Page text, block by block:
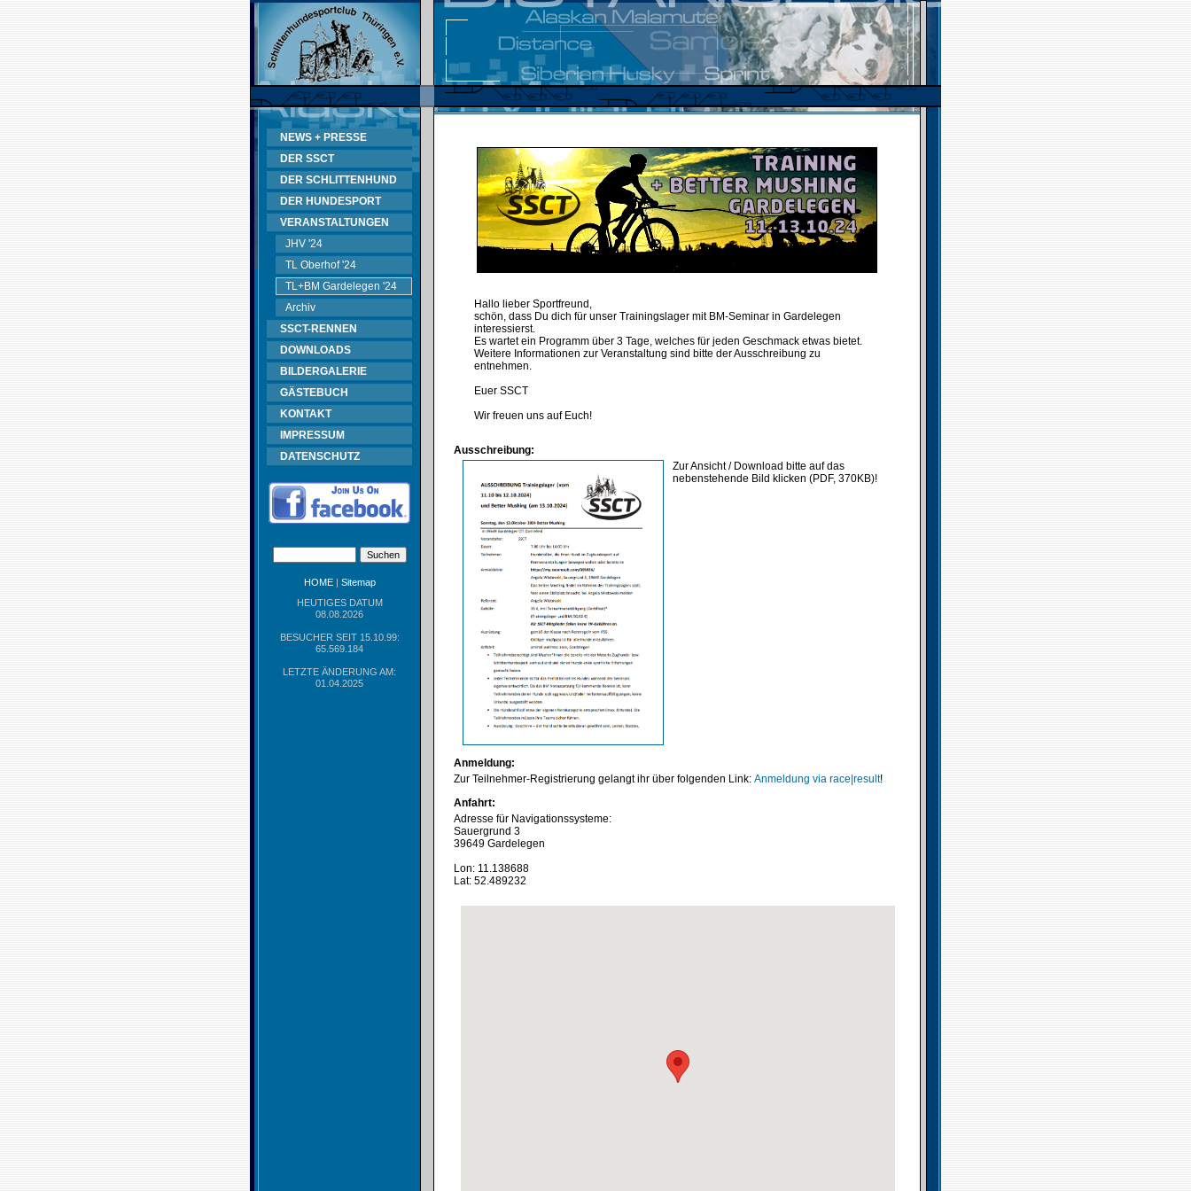
NEWS + PRESSE
DER SSCT
DER SCHLITTENHUND
DER HUNDESPORT
VERANSTALTUNGEN
JHV '24
TL Oberhof '24
TL+BM Gardelegen '24
Archiv
SSCT-RENNEN
DOWNLOADS
BILDERGALERIE
GÄSTEBUCH
KONTAKT
IMPRESSUM
DATENSCHUTZ
HOME| Sitemap
HEUTIGES DATUM
08.08.2026
BESUCHER SEIT 15.10.99:
65.569.184
LETZTE ÄNDERUNG AM:
01.04.2025
Hallo lieber Sportfreund,
schön, dass Du dich für unser Trainingslager mit BM-Seminar in Gardelegen
interessierst.
Es wartet ein Programm über 3 Tage, welches für jeden Geschmack etwas bietet.
Weitere Informationen zur Veranstaltung sind bitte der Ausschreibung zu
entnehmen.
Euer SSCT
Wir freuen uns auf Euch!
Ausschreibung:
Zur Ansicht / Download bitte auf das
nebenstehende Bild klicken (PDF, 370KB)!
Anmeldung:
Zur Teilnehmer-Registrierung gelangt ihr über folgenden Link: Anmeldung via race|result!
Anfahrt:
Adresse für Navigationssysteme:
Sauergrund 3
39649 Gardelegen
Lon: 11.138688
Lat: 52.489232